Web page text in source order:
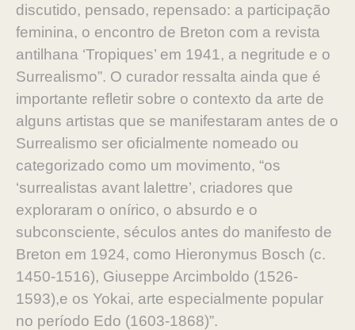
discutido, pensado, repensado: a participação
feminina, o encontro de Breton com a revista
antilhana ‘Tropiques’ em 1941, a negritude e o
Surrealismo”. O curador ressalta ainda que é
importante refletir sobre o contexto da arte de
alguns artistas que se manifestaram antes de o
Surrealismo ser oficialmente nomeado ou
categorizado como um movimento, “os
‘surrealistas avant lalettre’, criadores que
exploraram o onírico, o absurdo e o
subconsciente, séculos antes do manifesto de
Breton em 1924, como Hieronymus Bosch (c.
1450-1516), Giuseppe Arcimboldo (1526-
1593),e os Yokai, arte especialmente popular
no período Edo (1603-1868)”.